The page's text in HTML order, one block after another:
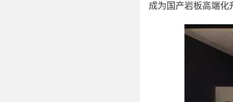
成为国产岩板高端化